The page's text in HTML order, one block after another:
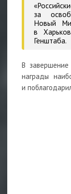
за
Новый
в
Генштаба.
В завершение
награды
и